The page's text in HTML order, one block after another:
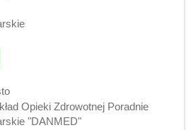
Opieki Zdrowotnej Poradnie
"DANMED"